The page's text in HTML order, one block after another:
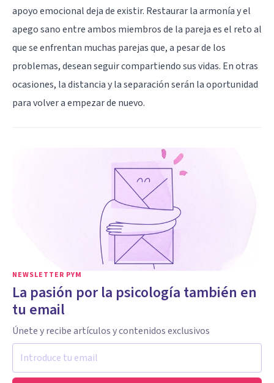
apoyo emocional deja de existir. Restaurar la armonía y el
apego sano entre ambos miembros de la pareja es el reto al
que se enfrentan muchas parejas que, a pesar de los
problemas, desean seguir compartiendo sus vidas. En otras
ocasiones, la distancia y la separación serán la oportunidad
para volver a empezar de nuevo.
NEWSLETTER PYM
La pasión por la psicología también en
tu email
Únete y recibe artículos y contenidos exclusivos